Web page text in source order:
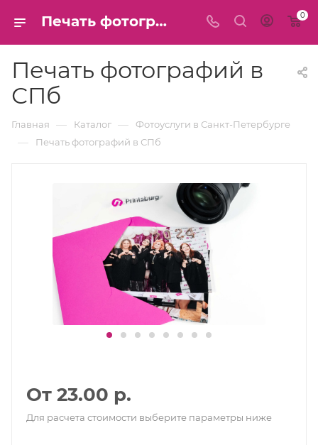
Печать фотографий по низким ценам в СПб, доставка 0
Печать фотографий в
СПб
Главная — Каталог — Фотоуслуги в Санкт-Петербурге
— Печать фотографий в СПб
От 23.00 р.
Для расчета стоимости выберите параметры ниже